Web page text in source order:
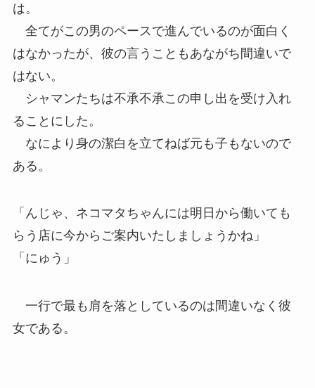
は。
全てがこの男のペースで進んでいるのが面白く
はなかったが、彼の言うこともあながち間違いで
はない。
シャマンたちは不承不承この申し出を受け入れ
ることにした。
なにより身の潔白を立てねば元も子もないので
ある。
「んじゃ、ネコマタちゃんには明日から働いても
らう店に今からご案内いたしましょうかね」
「にゅう」
一行で最も肩を落としているのは間違いなく彼
女である。